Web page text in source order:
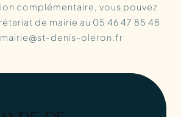
complémentaire, vous pouvez
de mairie au 05 46 47 85 48
denis-oleron.fr